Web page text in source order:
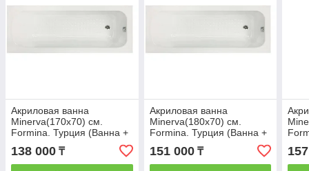
Акриловая ванна
Minerva(170х70) см.
Formina. Турция (Ванна +
138 000 ₸
Акриловая ванна
Minerva(180х70) см.
Formina. Турция (Ванна +
151 000₸